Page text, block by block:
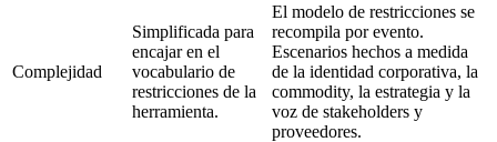
Complejidad
Simplificada para
encajar en el
vocabulario de
restricciones de la
herramienta.
El modelo de restricciones se
recompila por evento.
Escenarios hechos a medida
de la identidad corporativa, la
commodity, la estrategia y la
voz de stakeholders y
proveedores.